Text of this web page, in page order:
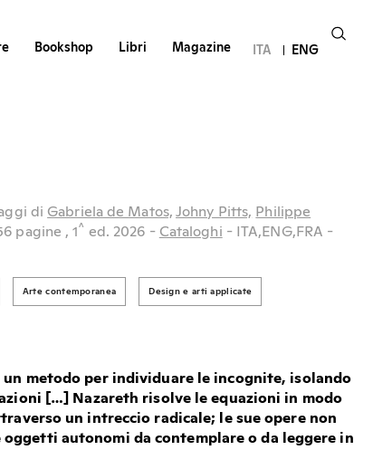
Bookshop Libri Magazine ITA ENG
di Gabriela de Matos, Johny Pitts, Philippe
pagine , 1^ ed. 2026 - Cataloghi - ITA,ENG,FRA -
Arte contemporanea Design e arti applicate
un metodo per individuare le incognite, isolando
[…] Nazareth risolve le equazioni in modo
un intreccio radicale; le sue opere non
oggetti autonomi da contemplare o da leggere in